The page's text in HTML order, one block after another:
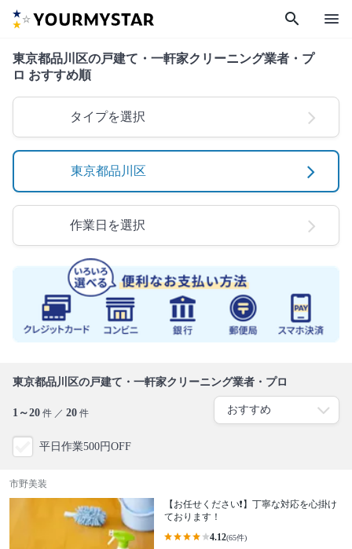
search menu
東京都品川区の戸建て・一軒家クリーニング業者・プ
ロ おすすめ順
タイプを選択
東京都品川区
作業日を選択
東京都品川区の戸建て・一軒家クリーニング業者・プロ
1～20 件 ／ 20 件
平日作業500円OFF
市野美装
【お任せください❗️】丁寧な対応を心掛け
ております！
4.12(65件)